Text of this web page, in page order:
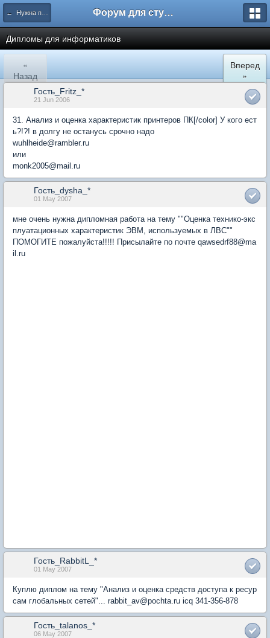
← Нужна помощь Форум для студента СГА
Дипломы для информатиков
«
Назад
Вперед
»
Гость_Fritz_*
21 Jun 2006
31. Анализ и оценка характеристик принтеров ПК[/color] У кого ест
ь?!?! в долгу не останусь срочно надо
wuhlheide@rambler.ru
или
monk2005@mail.ru
Гость_dysha_*
01 May 2007
мне очень нужна дипломная работа на тему ""Оценка технико-экс
плуатационных характеристик ЭВМ, используемых в ЛВС""
ПОМОГИТЕ пожалуйста!!!!! Присылайте по почте qawsedrf88@ma
il.ru
Гость_RabbitL_*
01 May 2007
Куплю диплом на тему "Анализ и оценка средств доступа к ресур
сам глобальных сетей"... rabbit_av@pochta.ru icq 341-356-878
Гость_talanos_*
06 May 2007